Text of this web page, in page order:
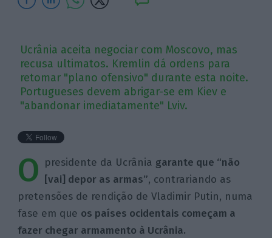
Ucrânia aceita negociar com Moscovo, mas
recusa ultimatos. Kremlin dá ordens para
retomar "plano ofensivo" durante esta noite.
Portugueses devem abrigar-se em Kiev e
"abandonar imediatamente" Lviv.
O presidente da Ucrânia garante que “não
[vai] depor as armas”, contrariando as
pretensões de rendição de Vladimir Putin, numa
fase em que os países ocidentais começam a
fazer chegar armamento à Ucrânia.